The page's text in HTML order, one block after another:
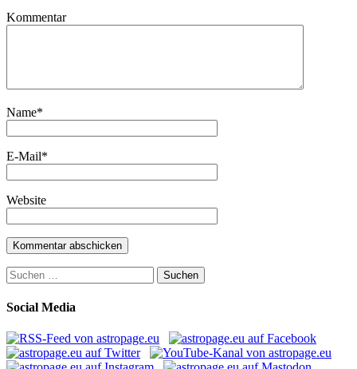
Kommentar
Name*
E-Mail*
Website
Suchen
nach:
Social Media